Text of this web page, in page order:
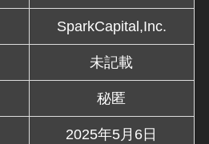
SparkCapital,Inc.
未記載
秘匿
2025年5月6日